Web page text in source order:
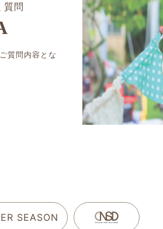
質問
質問内容とな
SEASON